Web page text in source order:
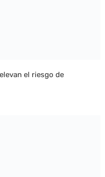
el riesgo de